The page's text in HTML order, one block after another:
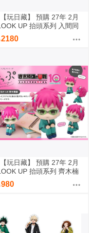
【玩日藏】 預購 27年 2月
UP 抬頭系列 入間同
了 鈴木入間 Iruma Suzuki
拉 抬頭公仔 特典 代理版
2180
【玩日藏】 預購 27年 2月
UP 抬頭系列 齊木楠
難 齊木楠雄 抬頭公仔 代
980